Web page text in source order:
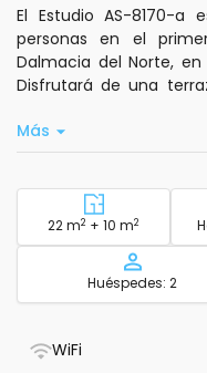
El Estudio AS-8170-
personas en el
Dalmacia del Norte,
Disfrutará de una
con aire acondicionado
estándar y televisión
La propiedad se
playa, y a 174 metros
más cercano, Sali,
dispone de una zona
accesible en coche.
Más
Zona -
22 m2 + 10 m2
Huéspedes: 2
WiFi